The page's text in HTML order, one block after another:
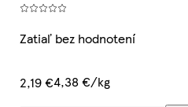
Zatiaľ bez hodnotení
2,19 €4,38 €/kg